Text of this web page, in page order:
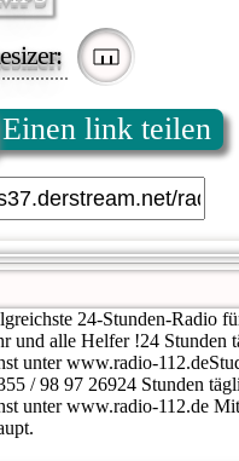
Einen link teilen
24-Stunden-Radio
und alle Helfer !24
unter www.radio-
/ 98 97 26924 Stunden
unter www.radio-112.de